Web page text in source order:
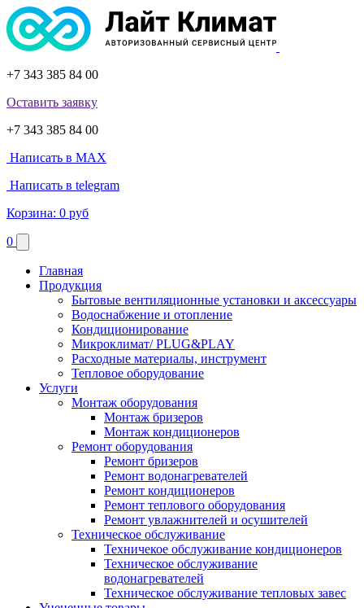
+7 343 385 84 00
Оставить заявку
+7 343 385 84 00
Написать в MAX
Написать в telegram
Корзина: 0 руб
0
Главная
Продукция
Бытовые вентиляционные установки и аксессуары
Водоснабжение и отопление
Кондиционирование
Микроклимат/ PLUG&PLAY
Расходные материалы, инструмент
Тепловое оборудование
Услуги
Монтаж оборудования
Монтаж бризеров
Монтаж кондиционеров
Ремонт оборудования
Ремонт бризеров
Ремонт водонагревателей
Ремонт кондиционеров
Ремонт теплового оборудования
Ремонт увлажнителей и осушителей
Техническое обслуживание
Техничекое обслуживание кондиционеров
Техническое обслуживание
водонагревателей
Техническое обслуживание тепловых завес